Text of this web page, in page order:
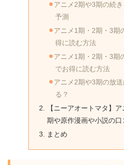
アニメ2期や3期の続
予測
アニメ1期・2期・3期
得に読む方法
アニメ1期・2期・3期
でお得に読む方法
アニメ2期や3期の放
る？
【ニーアオートマタ】
期や原作漫画や小説の
まとめ